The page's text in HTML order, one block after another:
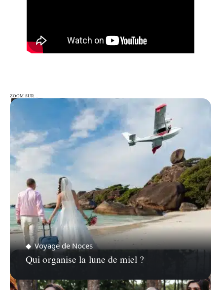
ZOOM SUR…
ZOOM SUR…
Voyage de Noces
Qui organise la lune de miel ?